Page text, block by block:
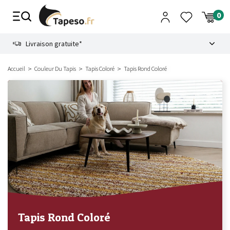
Livraison gratuite*
Accueil Couleur Du Tapis Tapis Coloré Tapis Rond Coloré
Tapis Rond Coloré